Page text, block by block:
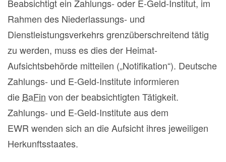
Beabsichtigt ein Zahlungs- oder E-Geld-Institut, im
Rahmen des Niederlassungs- und
Dienstleistungsverkehrs grenzüberschreitend tätig
zu werden, muss es dies der Heimat-
Aufsichtsbehörde mitteilen („Notifikation“). Deutsche
Zahlungs- und E-Geld-Institute informieren
die BaFin von der beabsichtigten Tätigkeit.
Zahlungs- und E-Geld-Institute aus dem
EWR wenden sich an die Aufsicht ihres jeweiligen
Herkunftsstaates.